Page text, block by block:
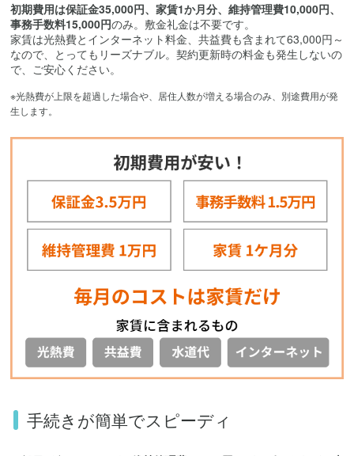
初期費用は保証金35,000円、家賃1か月分、維持管理費10,000円、
事務手数料15,000円のみ。敷金礼金は不要です。
家賃は光熱費とインターネット料金、共益費も含まれて63,000円～
なので、とってもリーズナブル。契約更新時の料金も発生しないの
で、ご安心ください。
※光熱費が上限を超過した場合や、居住人数が増える場合のみ、別途費用が発
生します。
手続きが簡単でスピーディ